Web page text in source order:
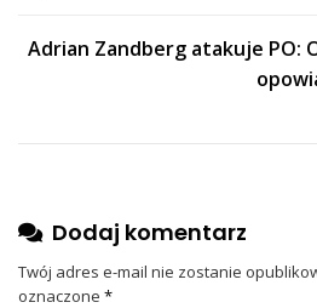
Adrian Zandberg atakuje PO:
Dodaj komentarz
Twój adres e-mail nie zostanie
oznaczone *